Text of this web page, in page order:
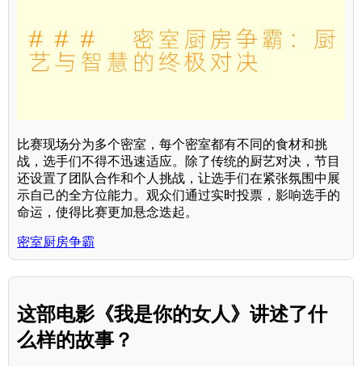
比赛现场分为多个密室，每个密室都有不同的食材和挑
战，选手们不得不迅速适应。除了传统的厨艺对决，节目
还设置了团队合作和个人挑战，让选手们在紧张氛围中展
示自己的全方位能力。观众们通过实时投票，影响选手的
命运，使得比赛更加悬念迭起。
密室厨房争霸
这部电影《我是你的女人》讲述了什
么样的故事？